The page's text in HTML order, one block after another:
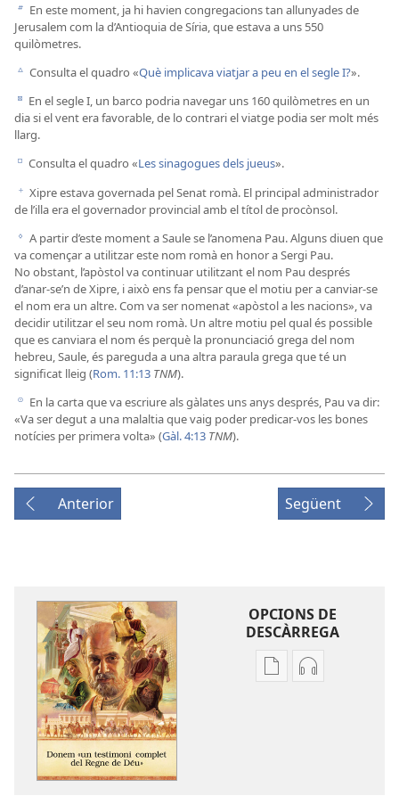
b En este moment, ja hi havien congregacions tan allunyades de
Jerusalem com la d’Antioquia de Síria, que estava a uns 550
quilòmetres.
c Consulta el quadro «Què implicava viatjar a peu en el segle I?».
d En el segle I, un barco podria navegar uns 160 quilòmetres en un
dia si el vent era favorable, de lo contrari el viatge podia ser molt més
llarg.
e Consulta el quadro «Les sinagogues dels jueus».
f Xipre estava governada pel Senat romà. El principal administrador
de l’illa era el governador provincial amb el títol de procònsol.
g A partir d’este moment a Saule se l’anomena Pau. Alguns diuen que
va començar a utilitzar este nom romà en honor a Sergi Pau.
No obstant, l’apòstol va continuar utilitzant el nom Pau després
d’anar-se’n de Xipre, i això ens fa pensar que el motiu per a canviar-se
el nom era un altre. Com va ser nomenat «apòstol a les nacions», va
decidir utilitzar el seu nom romà. Un altre motiu pel qual és possible
que es canviara el nom és perquè la pronunciació grega del nom
hebreu, Saule, és pareguda a una altra paraula grega que té un
significat lleig (Rom. 11:13 TNM).
h En la carta que va escriure als gàlates uns anys després, Pau va dir:
«Va ser degut a una malaltia que vaig poder predicar-vos les bones
notícies per primera volta» (Gàl. 4:13 TNM).
Anterior Següent
OPCIONS DE
DESCÀRREGA
OpcionsOpcions